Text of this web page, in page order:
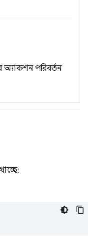
অ্যাকশন পরিবর্তন